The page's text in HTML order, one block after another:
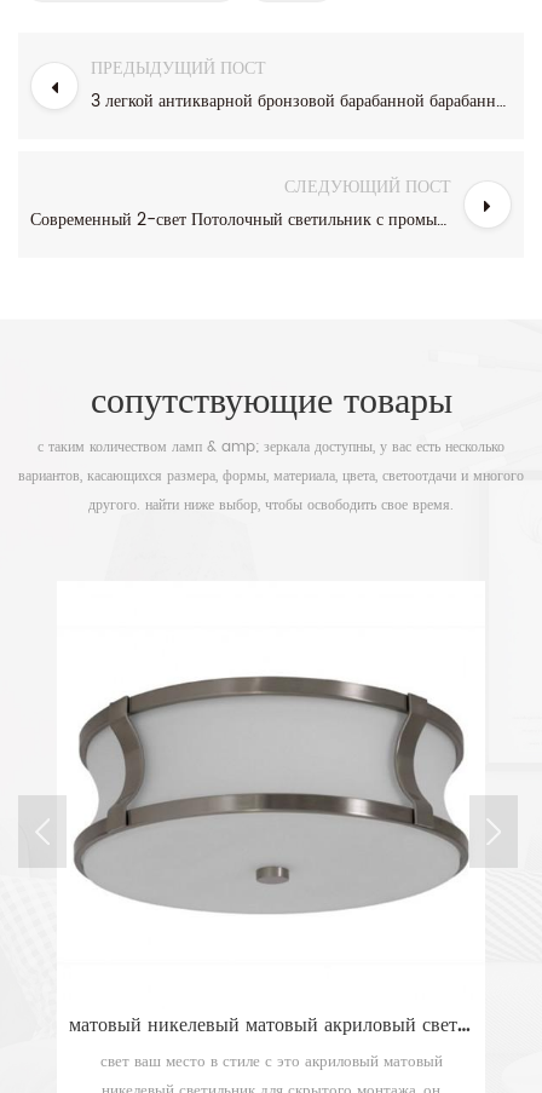
ПРЕДЫДУЩИЙ ПОСТ
3 легкой антикварной бронзовой барабанной барабанной затененной полупроценской монтаж
СЛЕДУЮЩИЙ ПОСТ
Современный 2-свет Потолочный светильник с промывочным покрытием из сатинового никеля с белым акриловым оттенком
сопутствующие товары
с таким количеством ламп & amp; зеркала доступны, у вас есть несколько
вариантов, касающихся размера, формы, материала, цвета, светоотдачи и многого
другого. найти ниже выбор, чтобы освободить свое время.
матовый никелевый матовый акриловый светильник для скрытого монтажа
свет ваш место в стиле с это акриловый матовый